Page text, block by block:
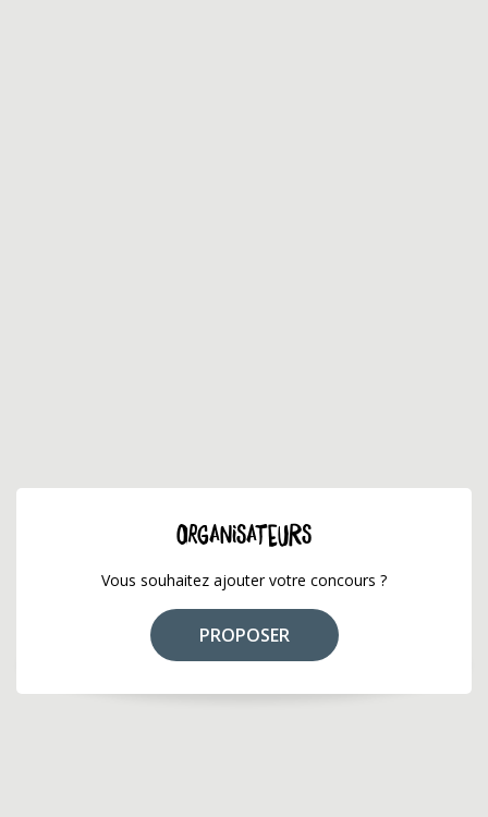
ORGANISATEURS
Vous souhaitez ajouter votre concours ?
PROPOSER